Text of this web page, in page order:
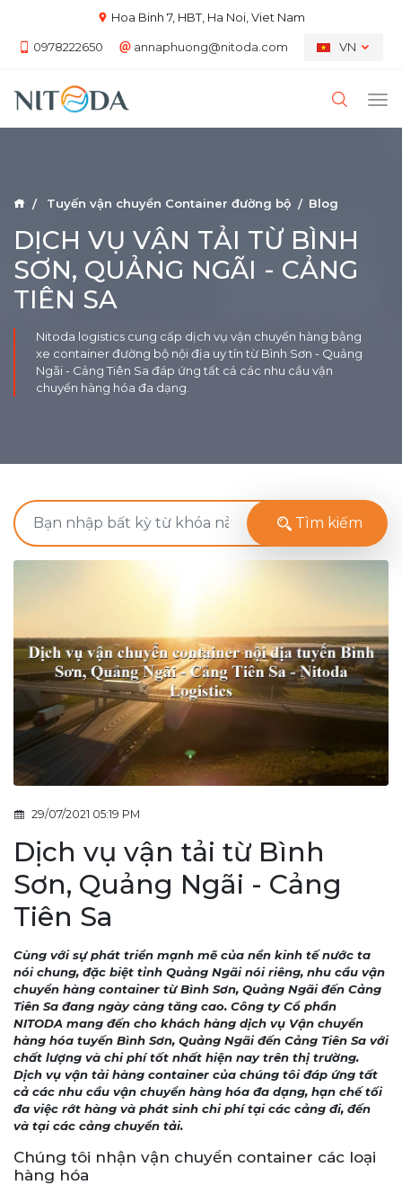
Hoa Binh 7, HBT, Ha Noi, Viet Nam
0978222650 annaphuong@nitoda.com VN
Tuyến vận chuyển Container đường bộ Blog
DỊCH VỤ VẬN TẢI TỪ BÌNH
SƠN, QUẢNG NGÃI - CẢNG
TIÊN SA
Nitoda logistics cung cấp dịch vụ vận chuyển hàng bằng
xe container đường bộ nội địa uy tín từ Bình Sơn - Quảng
Ngãi - Cảng Tiên Sa đáp ứng tất cả các nhu cầu vận
chuyển hàng hóa đa dạng.
Tìm kiếm
29/07/2021 05:19 PM
Dịch vụ vận tải từ Bình
Sơn, Quảng Ngãi - Cảng
Tiên Sa
Cùng với sự phát triển mạnh mẽ của nền kinh tế nước ta
nói chung, đặc biệt tỉnh Quảng Ngãi nói riêng, nhu cầu vận
chuyển hàng container từ Bình Sơn, Quảng Ngãi đến Cảng
Tiên Sa đang ngày càng tăng cao. Công ty Cổ phần
NITODA mang đến cho khách hàng dịch vụ Vận chuyển
hàng hóa tuyến Bình Sơn, Quảng Ngãi đến Cảng Tiên Sa với
chất lượng và chi phí tốt nhất hiện nay trên thị trường.
Dịch vụ vận tải hàng container của chúng tôi đáp ứng tất
cả các nhu cầu vận chuyển hàng hóa đa dạng, hạn chế tối
đa việc rớt hàng và phát sinh chi phí tại các cảng đi, đến
và tại các cảng chuyển tải.
Chúng tôi nhận vận chuyển container các loại
hàng hóa